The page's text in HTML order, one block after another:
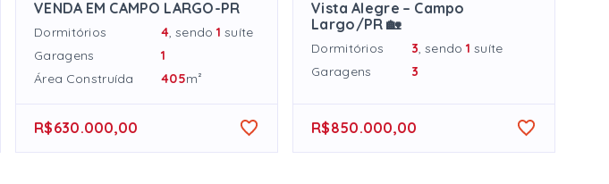
VENDA EM CAMPO LARGO-PR
Dormitórios 4, sendo1 suíte
Garagens
1
Área Construída
405m²
R$630.000,00
Vista Alegre – Campo
Largo/PR 🏡
Dormitórios 3, sendo1 suíte
Garagens
3
R$850.000,00